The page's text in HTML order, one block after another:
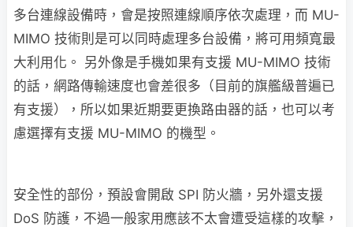
多台連線設備時，會是按照連線順序依次處理，而 MU-
MIMO 技術則是可以同時處理多台設備，將可用頻寬最
大利用化。 另外像是手機如果有支援 MU-MIMO 技術
的話，網路傳輸速度也會差很多（目前的旗艦級普遍已
有支援），所以如果近期要更換路由器的話，也可以考
慮選擇有支援 MU-MIMO 的機型。
安全性的部份，預設會開啟 SPI 防火牆，另外還支援
DoS 防護，不過一般家用應該不太會遭受這樣的攻擊，